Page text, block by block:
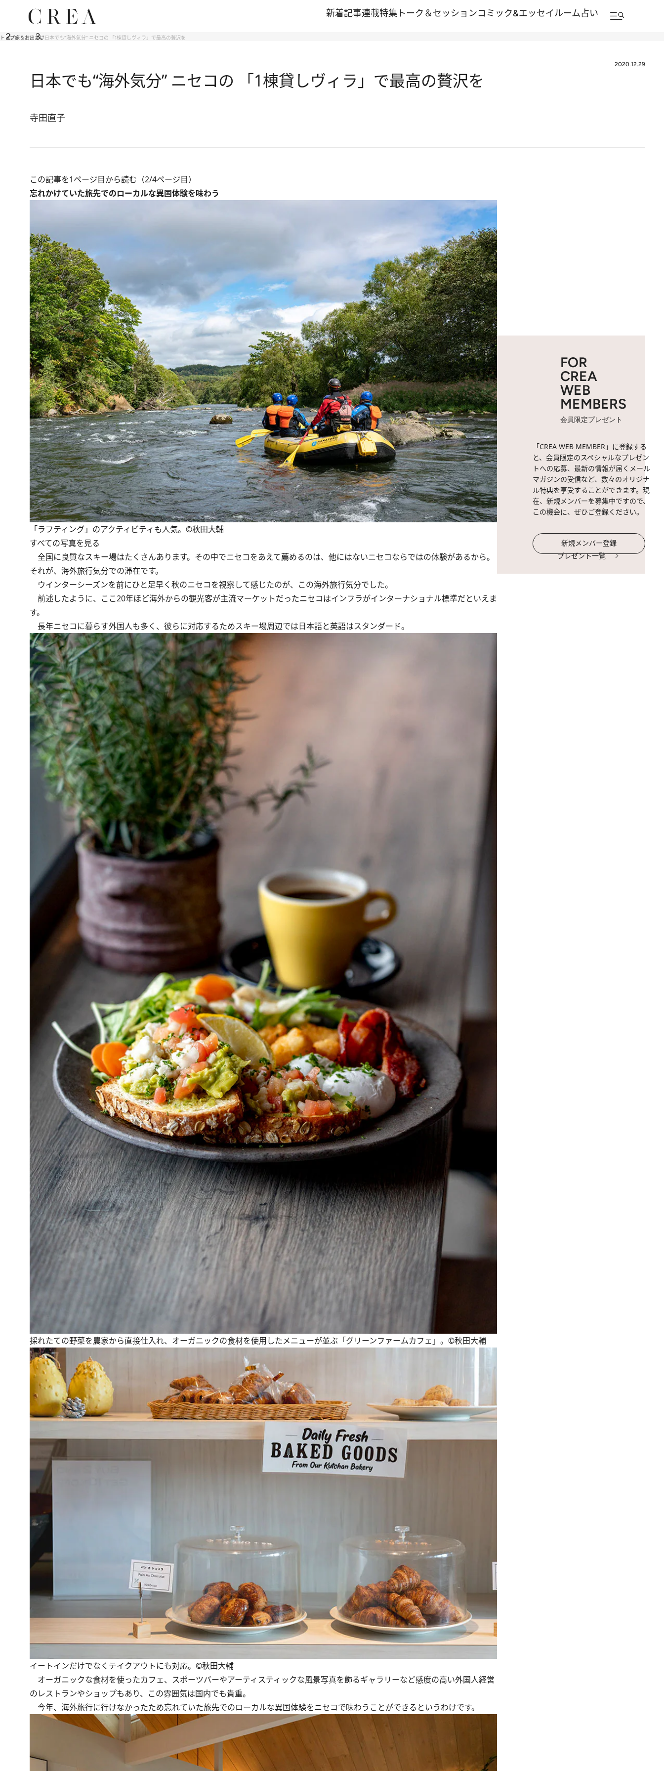
新着記事連載特集 トーク＆セッションコミック&エッセイルーム占い
トップ旅＆お出かけ 日本でも“海外気分” ニセコの 「1棟貸しヴィラ」で最高の贅沢を
2020.12.29
日本でも“海外気分” ニセコの 「1棟貸しヴィラ」で最高の贅沢を
寺田直子
この記事を1ページ目から読む（2/4ページ目）
忘れかけていた旅先でのローカルな異国体験を味わう
「ラフティング」のアクティビティも人気。©秋田大輔
すべての写真を見る
全国に良質なスキー場はたくさんあります。その中でニセコをあえて薦めるのは、他にはないニセコならではの体験があるから。
それが、海外旅行気分での滞在です。
ウインターシーズンを前にひと足早く秋のニセコを視察して感じたのが、この海外旅行気分でした。
前述したように、ここ20年ほど海外からの観光客が主流マーケットだったニセコはインフラがインターナショナル標準だといえま
す。
長年ニセコに暮らす外国人も多く、彼らに対応するためスキー場周辺では日本語と英語はスタンダード。
採れたての野菜を農家から直接仕入れ、オーガニックの食材を使用したメニューが並ぶ「グリーンファームカフェ」。©秋田大輔
イートインだけでなくテイクアウトにも対応。©秋田大輔
オーガニックな食材を使ったカフェ、スポーツバーやアーティスティックな風景写真を飾るギャラリーなど感度の高い外国人経営
のレストランやショップもあり、この雰囲気は国内でも貴重。
今年、海外旅行に行けなかったため忘れていた旅先でのローカルな異国体験をニセコで味わうことができるというわけです。
FOR
CREA
WEB
MEMBERS
会員限定プレゼント
「CREA WEB MEMBER」に登録する
と、会員限定のスペシャルなプレゼン
トへの応募、最新の情報が届くメール
マガジンの受信など、数々のオリジナ
ル特典を享受することができます。現
在、新規メンバーを募集中ですので、
この機会に、ぜひご登録ください。
新規メンバー登録
プレゼント一覧